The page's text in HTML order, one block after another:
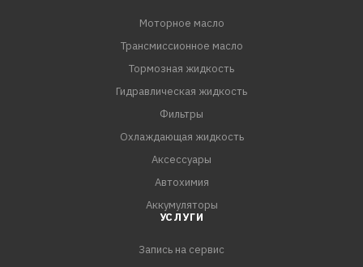
Моторное масло
Трансмиссионное масло
Тормозная жидкость
Гидравлическая жидкость
Фильтры
Охлаждающая жидкость
Аксессуары
Автохимия
Аккумуляторы
УСЛУГИ
Запись на сервис